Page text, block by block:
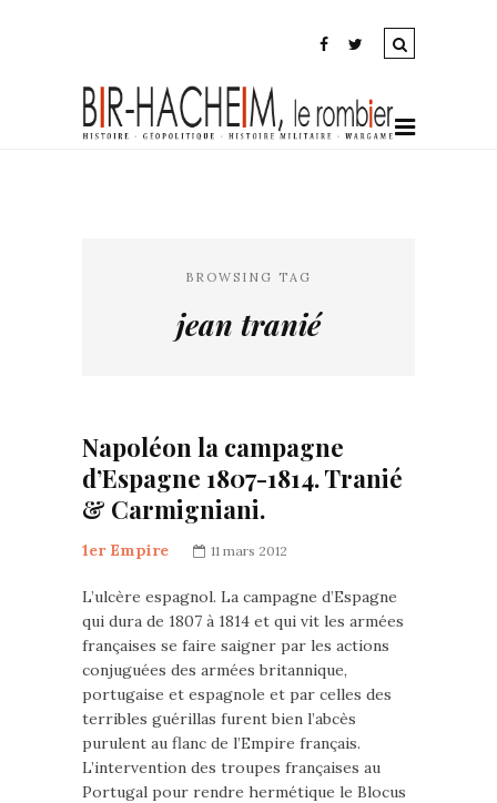
BROWSING TAG
jean tranié
Napoléon la campagne
d’Espagne 1807-1814. Tranié
& Carmigniani.
1er Empire 11 mars 2012
L’ulcère espagnol. La campagne d’Espagne
qui dura de 1807 à 1814 et qui vit les armées
françaises se faire saigner par les actions
conjuguées des armées britannique,
portugaise et espagnole et par celles des
terribles guérillas furent bien l’abcès
purulent au flanc de l’Empire français.
L’intervention des troupes françaises au
Portugal pour rendre hermétique le Blocus